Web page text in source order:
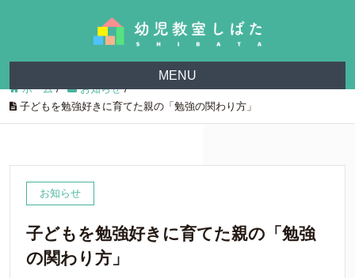
MENU
ホーム/ お知らせ/
子どもを勉強好きに育てた親の「勉強の関わり方」
お知らせ
子どもを勉強好きに育てた親の「勉強
の関わり方」